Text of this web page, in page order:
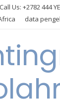
Call Us: +2782 444
data